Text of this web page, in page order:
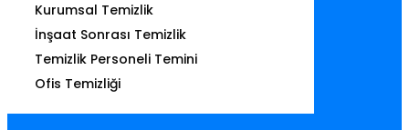
Kurumsal Temizlik
İnşaat Sonrası Temizlik
Temizlik Personeli Temini
Ofis Temizliği